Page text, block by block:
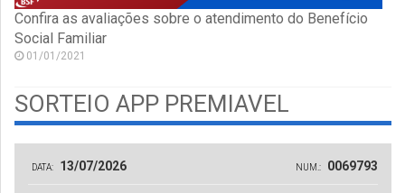
Confira as avaliações sobre o atendimento do Benefício
Social Familiar
01/01/2021
SORTEIO APP PREMIAVEL
DATA: 13/07/2026 NUM.: 0069793